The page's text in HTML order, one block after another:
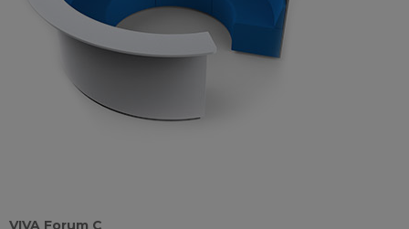
VIVA Forum C